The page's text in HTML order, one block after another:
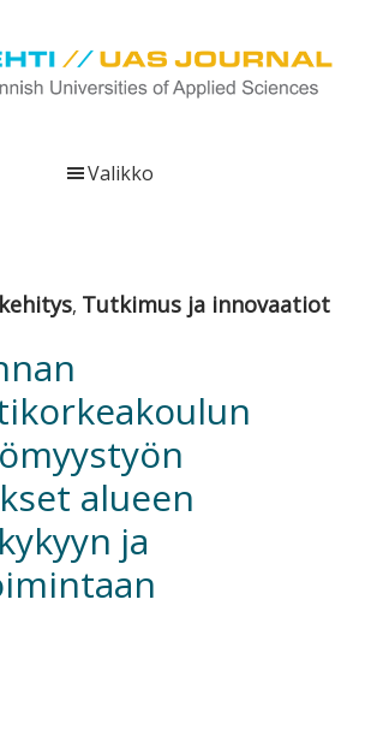
Valikko
, Tutkimus ja innovaatiot
alueen
ja